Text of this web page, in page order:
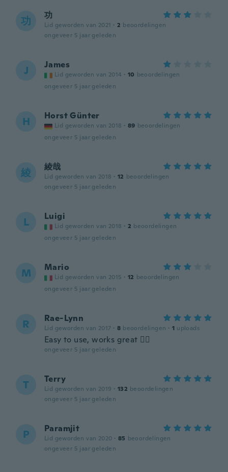
功 功
Lid geworden van 2021 · 2 beoordelingen
ongeveer 5 jaar geleden
J James
Lid geworden van 2014 · 10 beoordelingen
ongeveer 5 jaar geleden
H Horst Günter
Lid geworden van 2018 · 89 beoordelingen
ongeveer 5 jaar geleden
綾 綾哉
Lid geworden van 2018 · 12 beoordelingen
ongeveer 5 jaar geleden
L Luigi
Lid geworden van 2018 · 2 beoordelingen
ongeveer 5 jaar geleden
M Mario
Lid geworden van 2015 · 12 beoordelingen
ongeveer 5 jaar geleden
R Rae-Lynn
Lid geworden van 2017 · 8 beoordelingen · 1 uploads
Easy to use, works great 👍🏼
ongeveer 5 jaar geleden
T Terry
Lid geworden van 2019 · 132 beoordelingen
ongeveer 5 jaar geleden
P Paramjit
Lid geworden van 2020 · 85 beoordelingen
ongeveer 5 jaar geleden